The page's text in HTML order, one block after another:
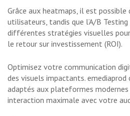
Grâce aux heatmaps, il est possible
utilisateurs, tandis que l’A/B
différentes stratégies visuelles
le retour sur investissement (ROI).
Optimisez votre communication
des visuels impactants.
adaptés aux plateformes
interaction maximale avec votre